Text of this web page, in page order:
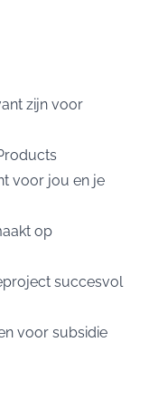
zijn voor
voor jou en je
op
succesvol
voor subsidie